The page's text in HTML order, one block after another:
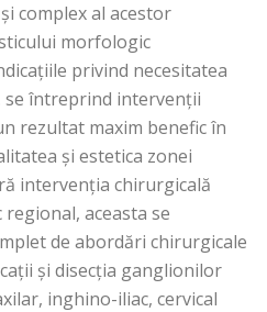
complex al acestor
morfologic
privind necesitatea
întreprind intervenții
rezultat maxim benefic în
și estetica zonei
intervenția chirurgicală
aceasta se
de abordări chirurgicale
și disecția ganglionilor
inghino-iliac, cervical